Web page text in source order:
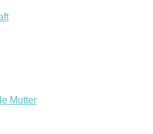
Mutter